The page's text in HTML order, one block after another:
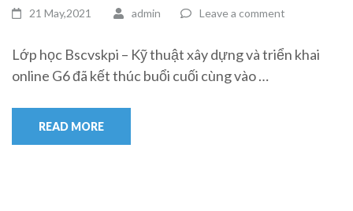
21 May,2021 admin Leave a comment
Lớp học Bscvskpi – Kỹ thuật xây dựng và triển khai
online G6 đã kết thúc buổi cuối cùng vào …
READ MORE